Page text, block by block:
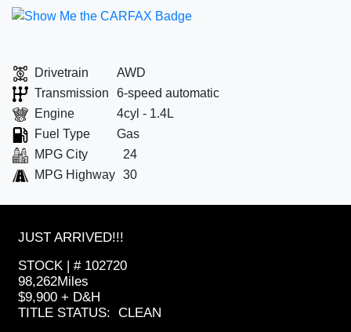
Drivetrain
AWD
Transmission
6-speed automatic
Engine
4cyl - 1.4L
Fuel Type
Gas
MPG City
24
MPG Highway 30
JUST ARRIVED!!!
STOCK | # 102720
98,262Miles
$9,900 + D&H
TITLE STATUS: CLEAN